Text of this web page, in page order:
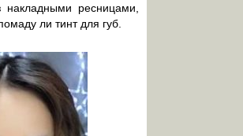
ресницами,
ли тинт для губ.